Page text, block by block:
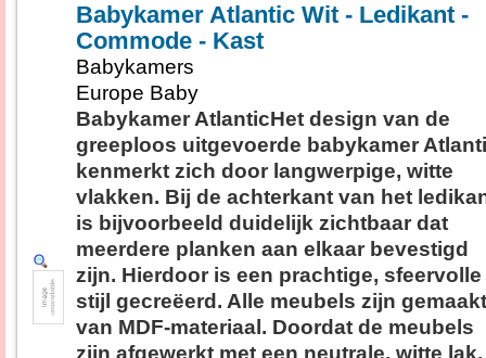
Babykamer Atlantic Wit - Ledikant -
Commode - Kast
Babykamers
Europe Baby
Babykamer AtlanticHet design van de
greeploos uitgevoerde babykamer
kenmerkt zich door langwerpige, witte
vlakken. Bij de achterkant van het
is bijvoorbeeld duidelijk zichtbaar dat
meerdere planken aan elkaar bevestigd
zijn. Hierdoor is een prachtige, sfeervolle
stijl gecreëerd. Alle meubels zijn gemaakt
van MDF-materiaal. Doordat de meubels
zijn afgewerkt met een neutrale, witte lak,